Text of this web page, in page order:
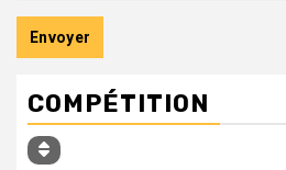
COMPÉTITION